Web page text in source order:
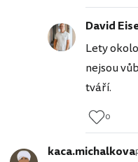
David
Lety
nejsou
tváří.
0
kaca.michalkova